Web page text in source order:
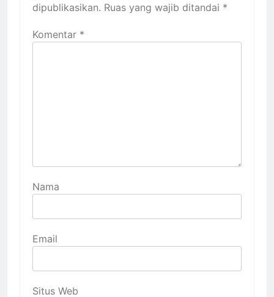
dipublikasikan. Ruas yang wajib ditandai *
Komentar *
Nama
Email
Situs Web